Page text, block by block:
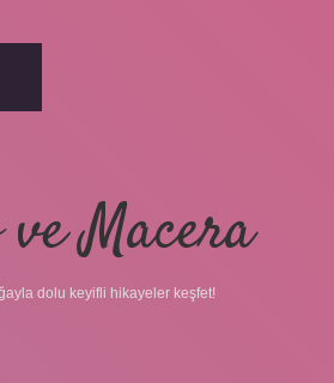
Macera
dolu keyifli hikayeler keşfet!